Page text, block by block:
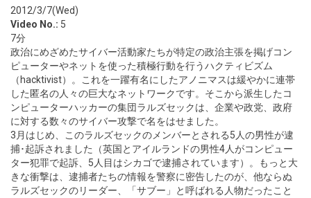
2012/3/7(Wed)
Video No.: 5
7分
政治にめざめたサイバー活動家たちが特定の政治主張を掲げコン
ピューターやネットを使った積極行動を行うハクティビズム
（hacktivist）。これを一躍有名にしたアノニマスは緩やかに連帯
した匿名の人々の巨大なネットワークです。そこから派生したコ
ンピューターハッカーの集団ラルズセックは、企業や政党、政府
に対する数々のサイバー攻撃で名をはせました。
3月はじめ、このラルズセックのメンバーとされる5人の男性が逮
捕･起訴されました（英国とアイルランドの男性4人がコンピュー
ター犯罪で起訴、5人目はシカゴで逮捕されています）。もっと大
きな衝撃は、逮捕者たちの情報を警察に密告したのが、他ならぬ
ラルズセックのリーダー、「サブー」と呼ばれる人物だったこと